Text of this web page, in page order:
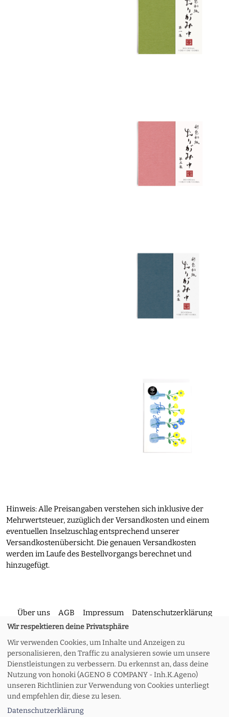
Hinweis: Alle Preisangaben verstehen sich inklusive der
Mehrwertsteuer, zuzüglich der Versandkosten und einem
eventuellen Inselzuschlag entsprechend unserer
Versandkostenübersicht. Die genauen Versandkosten
werden im Laufe des Bestellvorgangs berechnet und
hinzugefügt.
Über uns AGB Impressum Datenschutzerklärung
Kontakt Versand und Rückgabe Widerruf
Zahlungsoptionen Meine Bestellung
Wir respektieren deine Privatsphäre
Wir verwenden Cookies, um Inhalte und Anzeigen zu
personalisieren, den Traffic zu analysieren sowie um unsere
Dienstleistungen zu verbessern. Du erkennst an, dass deine
Nutzung von honoki (AGENO & COMPANY - Inh.K.Ageno)
unseren Richtlinien zur Verwendung von Cookies unterliegt
und empfehlen dir, diese zu lesen.
Datenschutzerklärung